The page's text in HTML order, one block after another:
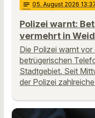
notes 05. August 2026
Polizei warnt:
vermehrt in
Die Polizei warnt vor
betrügerischen
Stadtgebiet. Seit
der Polizei